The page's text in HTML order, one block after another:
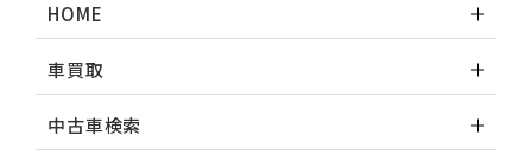
HOME
車買取
中古車検索